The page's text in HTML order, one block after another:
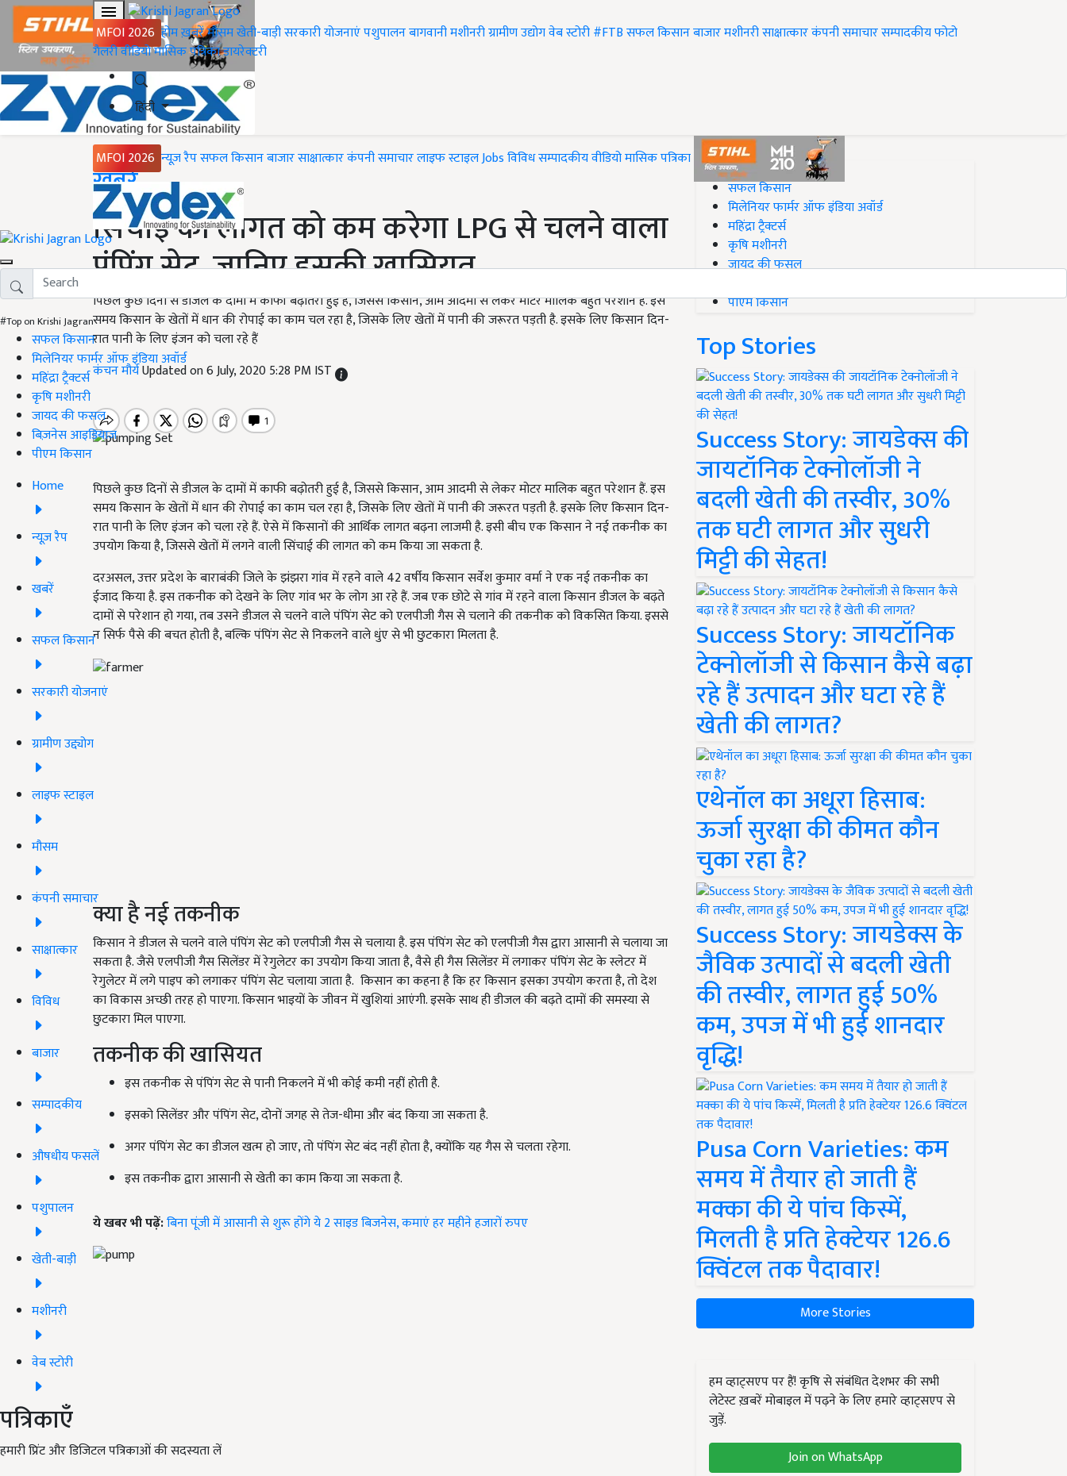
MFOI 2026 होमख़बरेंमौसमखेती-बाड़ीसरकारी योजनाएंपशुपालनबागवानीमशीनरीग्रामीण उद्योगवेब स्टोरी#FTBसफल किसानबाजारमशीनरीसाक्षात्कारकंपनी समाचारसम्पादकीयफोटो
गैलरीवीडियोमासिक पत्रिकाडायरेक्टरी
हिंदी
MFOI 2026 न्यूज़ रैपसफल किसानबाजारसाक्षात्कारकंपनी समाचारलाइफ स्टाइलJobsविविधसम्पादकीयवीडियोमासिक पत्रिका
#Top on Krishi Jagran
सफल किसान
मिलेनियर फार्मर ऑफ इंडिया अवॉर्ड
महिंद्रा ट्रैक्टर्स
कृषि मशीनरी
जायद की फसल
बिज़नेस आइडियाज
पीएम किसान
Home
न्यूज़ रैप
खबरें
सफल किसान
सरकारी योजनाएं
ग्रामीण उद्द्योग
लाइफ स्टाइल
मौसम
कंपनी समाचार
साक्षात्कार
विविध
बाजार
सम्पादकीय
औषधीय फसलें
पशुपालन
खेती-बाड़ी
मशीनरी
वेब स्टोरी
पत्रिकाएँ
हमारी प्रिंट और डिजिटल पत्रिकाओं की सदस्यता लें
Home
ख़बरें
सिंचाई की लागत को कम करेगा LPG से चलने वाला
पंपिंग सेट, जानिए इसकी खासियत
पिछले कुछ दिनों से डीजल के दामों में काफी बढ़ोतरी हुई है, जिससे किसान, आम आदमी से लेकर मोटर मालिक बहुत परेशान हैं. इस
समय किसान के खेतों में धान की रोपाई का काम चल रहा है, जिसके लिए खेतों में पानी की जरूरत पड़ती है. इसके लिए किसान दिन-
रात पानी के लिए इंजन को चला रहे हैं
कंचन मौर्यUpdated on 6 July, 2020 5:28 PM IST
पिछले कुछ दिनों से डीजल के दामों में काफी बढ़ोतरी हुई है, जिससे किसान, आम आदमी से लेकर मोटर मालिक बहुत परेशान हैं. इस
समय किसान के खेतों में धान की रोपाई का काम चल रहा है, जिसके लिए खेतों में पानी की जरूरत पड़ती है. इसके लिए किसान दिन-
रात पानी के लिए इंजन को चला रहे हैं. ऐसे में किसानों की आर्थिक लागत बढ़ना लाजमी है. इसी बीच एक किसान ने नई तकनीक का
उपयोग किया है, जिससे खेतों में लगने वाली सिंचाई की लागत को कम किया जा सकता है.
दरअसल, उत्तर प्रदेश के बाराबंकी जिले के झंझरा गांव में रहने वाले 42 वर्षीय किसान सर्वेश कुमार वर्मा ने एक नई तकनीक का
ईजाद किया है. इस तकनीक को देखने के लिए गांव भर के लोग आ रहे हैं. जब एक छोटे से गांव में रहने वाला किसान डीजल के बढ़ते
दामों से परेशान हो गया, तब उसने डीजल से चलने वाले पंपिंग सेट को एलपीजी गैस से चलाने की तकनीक को विकसित किया. इससे
न सिर्फ पैसे की बचत होती है, बल्कि पंपिंग सेट से निकलने वाले धुंए से भी छुटकारा मिलता है.
क्या है नई तकनीक
किसान ने डीजल से चलने वाले पंपिंग सेट को एलपीजी गैस से चलाया है. इस पंपिंग सेट को एलपीजी गैस द्वारा आसानी से चलाया जा
सकता है. जैसे एलपीजी गैस सिलेंडर में रेगुलेटर का उपयोग किया जाता है, वैसे ही गैस सिलेंडर में लगाकर पंपिंग सेट के स्लेटर में
रेगुलेटर में लगे पाइप को लगाकर पंपिंग सेट चलाया जाता है. किसान का कहना है कि हर किसान इसका उपयोग करता है, तो देश
का विकास अच्छी तरह हो पाएगा. किसान भाइयों के जीवन में खुशियां आएंगी. इसके साथ ही डीजल की बढ़ते दामों की समस्या से
छुटकारा मिल पाएगा.
तकनीक की खासियत
इस तकनीक से पंपिंग सेट से पानी निकलने में भी कोई कमी नहीं होती है.
इसको सिलेंडर और पंपिंग सेट, दोनों जगह से तेज-धीमा और बंद किया जा सकता है.
अगर पंपिंग सेट का डीजल खत्म हो जाए, तो पंपिंग सेट बंद नहीं होता है, क्योंकि यह गैस से चलता रहेगा.
इस तकनीक द्वारा आसानी से खेती का काम किया जा सकता है.
ये खबर भी पढ़ें:बिना पूंजी में आसानी से शुरू होंगे ये 2 साइड बिजनेस, कमाएं हर महीने हजारों रुपए
#Top on Krishi Jagran
सफल किसान
मिलेनियर फार्मर ऑफ इंडिया अवॉर्ड
महिंद्रा ट्रैक्टर्स
कृषि मशीनरी
जायद की फसल
पीएम किसान
Top Stories
Success Story: जायडेक्स की
जायटॉनिक टेक्नोलॉजी ने
बदली खेती की तस्वीर, 30%
तक घटी लागत और सुधरी
मिट्टी की सेहत!
Success Story: जायटॉनिक
टेक्नोलॉजी से किसान कैसे बढ़ा
रहे हैं उत्पादन और घटा रहे हैं
खेती की लागत?
एथेनॉल का अधूरा हिसाब:
ऊर्जा सुरक्षा की कीमत कौन
चुका रहा है?
Success Story: जायडेक्स के
जैविक उत्पादों से बदली खेती
की तस्वीर, लागत हुई 50%
कम, उपज में भी हुई शानदार
वृद्धि!
Pusa Corn Varieties: कम
समय में तैयार हो जाती हैं
मक्का की ये पांच किस्में,
मिलती है प्रति हेक्टेयर 126.6
क्विंटल तक पैदावार!
More Stories
हम व्हाट्सएप पर हैं! कृषि से संबंधित देशभर की सभी
लेटेस्ट ख़बरें मोबाइल में पढ़ने के लिए हमारे व्हाट्सएप से
जुड़ें.
Join on WhatsApp